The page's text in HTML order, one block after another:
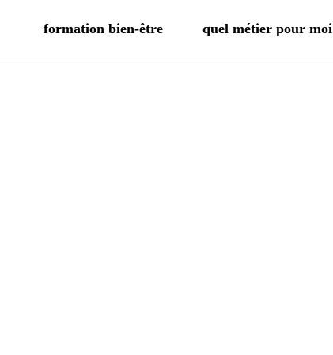
formation bien-être quel métier pour moi